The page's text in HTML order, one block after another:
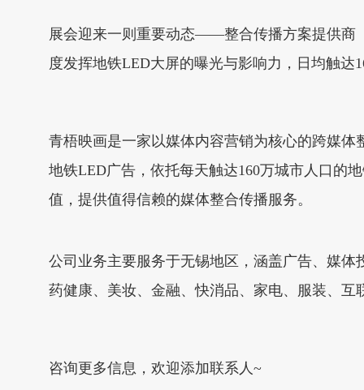
展会迎来一则重要动态——整合传播方案提供商
度发挥地铁LED大屏的曝光与影响力，日均触达
青梧映画是一家以媒体内容营销为核心的跨媒
地铁LED广告，依托每天触达160万城市人口的
值，提供值得信赖的媒体整合传播服务。
公司业务主要服务于无锡地区，涵盖广告、媒
药健康、美妆、金融、快消品、家电、服装、互
咨询更多信息，欢迎添加联系人~